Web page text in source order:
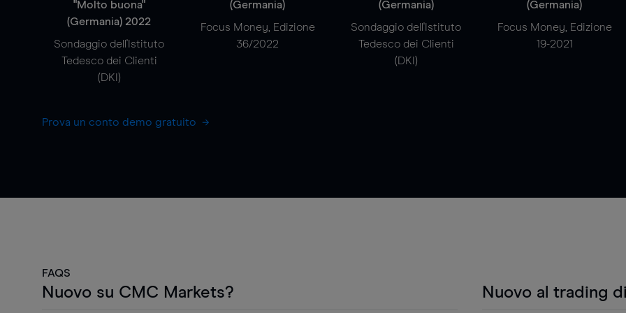
"Molto buona"
(Germania) 2022
Sondaggio dell'Istituto
Tedesco dei Clienti
(DKI)
(Germania)
Focus Money, Edizione
36/2022
(Germania)
Sondaggio dell'Istituto
Tedesco dei Clienti
(DKI)
(Germania)
Focus Money, Edizione
19-2021
Prova un conto demo gratuito
FAQS
Nuovo su CMC Markets? Nuovo al trading